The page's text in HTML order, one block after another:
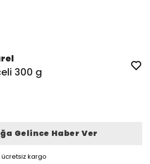
300 g
Gelince Haber Ver
ücretsiz kargo